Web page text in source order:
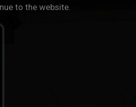
to the website.